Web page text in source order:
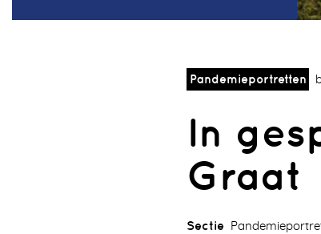
Pandemieportretten
In
Graat
Sectie